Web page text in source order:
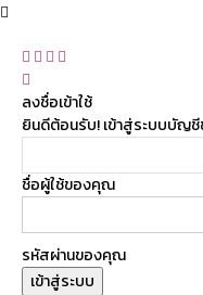
ลงชื่อเข้าใช้
ยินดีต้อนรับ! เข้าสู่ระบบบัญ
ชื่อผู้ใช้ของคุณ
รหัสผ่านของคุณ